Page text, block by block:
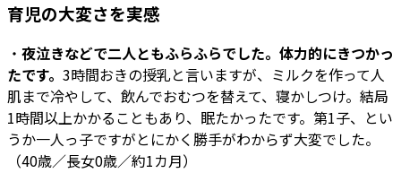
育児の大変さを実感
・ 夜泣きなどで二人ともふらふらでした。体力的にきつかっ
たです。 3時間おきの授乳と言いますが、ミルクを作って人
肌まで冷やして、飲んでおむつを替えて、寝かしつけ。結局
1時間以上かかることもあり、眠たかったです。第1子、とい
うか一人っ子ですがとにかく勝手がわからず大変でした。
（40歳／長女0歳／約1カ月）